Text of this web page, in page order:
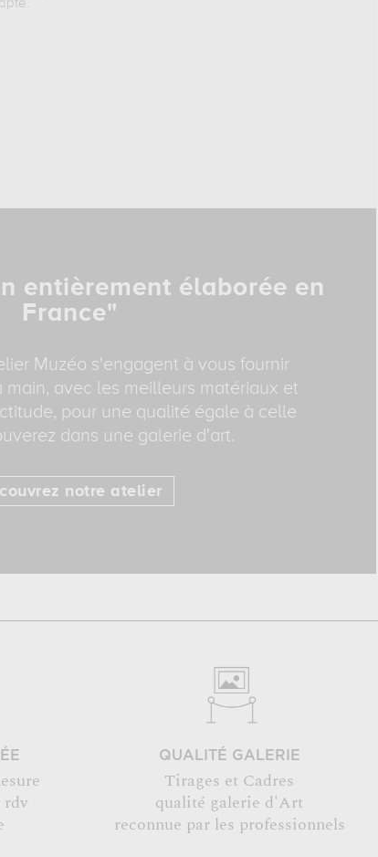
entièrement élaborée en
France"
Muzéo s'engagent à vous fournir
main, avec les meilleurs matériaux et
pour une qualité égale à celle
dans une galerie d'art.
notre atelier
rdv
QUALITÉ GALERIE
Tirages et Cadres
qualité galerie d'Art
reconnue par les professionnels